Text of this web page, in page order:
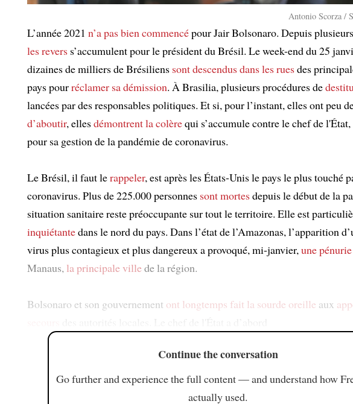
Antonio Scorza /
L’année 2021 n’a pas bien commencépour Jair Bolsonaro. Depuis
les revers s’accumulent pour le président du Brésil. Le week-end du 25
dizaines de milliers de Brésiliens sont descendus dans les ruesdes
pays pourréclamer sa démission. À Brasilia, plusieurs procédures de
lancées par des responsables politiques. Et si, pour l’instant, elles ont peu
d’aboutir, ellesdémontrent la colèrequi s’accumule contre le chef de
pour sa gestion de la pandémie de coronavirus.
Le Brésil, il faut lerappeler, est après les États-Unis le pays le plus touché
coronavirus. Plus de 225.000 personnes sont mortesdepuis le début de la
situation sanitaire reste préoccupante sur tout le territoire. Elle est
inquiétantedans le nord du pays. Dans l’état de l’Amazonas, l’apparition
virus plus contagieux et plus dangereux a provoqué, mi-janvier, une
Manaus, la principale villede la région.
Bolsonaro et son gouvernement ont longtemps fait la sourde oreille aux
Continue the conversation
Go further and experience the full content — and understand how
actually used.